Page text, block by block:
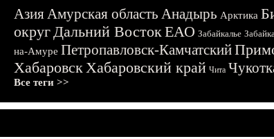
АзияАмурская область Анадырь Арктика
округДальний ВостокЕАО Забайкалье
на-Амуре Петропавловск-Камчатский
ХабаровскХабаровский край Чита
Все теги >>